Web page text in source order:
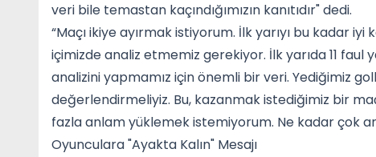
veri bile temastan kaçındığımızın kanıtıdır" dedi.
“Maçı ikiye ayırmak istiyorum. İlk yarıyı bu kadar
içimizde analiz etmemiz gerekiyor. İlk yarıda 11 faul
analizini yapmamız için önemli bir veri. Yediğimiz
değerlendirmeliyiz. Bu, kazanmak istediğimiz bir
fazla anlam yüklemek istemiyorum. Ne kadar çok
Oyunculara "Ayakta Kalın" Mesajı